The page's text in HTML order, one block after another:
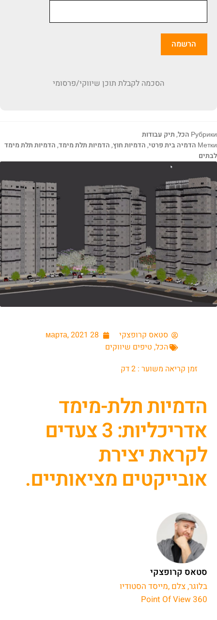
הסכמה לקבלת תוכן שיווקי/פרסומי
Рубрики הכל,תיק עבודות
Метки הדמיה בית פרטי,הדמיות חוץ,הדמיות תלת מימד,הדמיות תלת מימד
לבתים
סטאס קרופצקי
28 марта, 2021
הכל, טיפים שיווקים
זמן קריאה משוער : 2דק
הדמיות תלת-מימד
אדריכליות: 3 צעדים
לקראת יצירת
אובייקטים מציאותיים.
סטאס קרופצקי
בלוגר, צלם ,מייסד הסטודיו
Point Of View 360